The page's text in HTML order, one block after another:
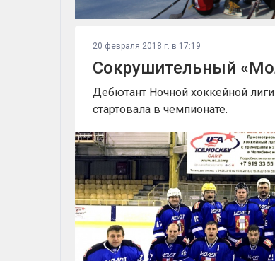
20 февраля 2018 г. в 17:19
Сокрушительный
Дебютант Ночной хоккейной
стартовала в чемпионате.